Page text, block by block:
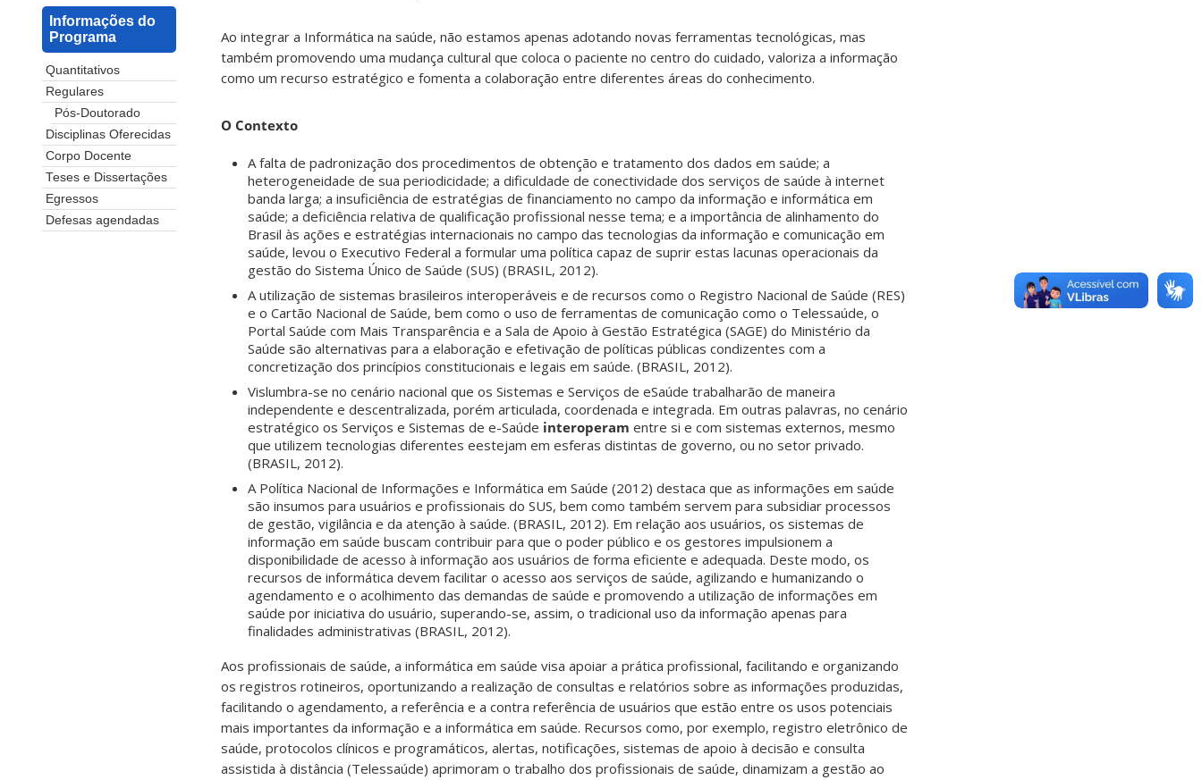
Informações do
Programa
Quantitativos
Regulares
Pós-Doutorado
Disciplinas Oferecidas
Corpo Docente
Teses e Dissertações
Egressos
Defesas agendadas
Ao integrar a Informática na saúde, não estamos apenas adotando novas ferramentas tecnológicas, mas
também promovendo uma mudança cultural que coloca o paciente no centro do cuidado, valoriza a informação
como um recurso estratégico e fomenta a colaboração entre diferentes áreas do conhecimento.
O Contexto
A falta de padronização dos procedimentos de obtenção e tratamento dos dados em saúde; a
heterogeneidade de sua periodicidade; a dificuldade de conectividade dos serviços de saúde à internet
banda larga; a insuficiência de estratégias de financiamento no campo da informação e informática em
saúde; a deficiência relativa de qualificação profissional nesse tema; e a importância de alinhamento do
Brasil às ações e estratégias internacionais no campo das tecnologias da informação e comunicação em
saúde, levou o Executivo Federal a formular uma política capaz de suprir estas lacunas operacionais da
gestão do Sistema Único de Saúde (SUS) (BRASIL, 2012).
A utilização de sistemas brasileiros interoperáveis e de recursos como o Registro Nacional de Saúde (RES)
e o Cartão Nacional de Saúde, bem como o uso de ferramentas de comunicação como o Telessaúde, o
Portal Saúde com Mais Transparência e a Sala de Apoio à Gestão Estratégica (SAGE) do Ministério da
Saúde são alternativas para a elaboração e efetivação de políticas públicas condizentes com a
concretização dos princípios constitucionais e legais em saúde. (BRASIL, 2012).
Vislumbra-se no cenário nacional que os Sistemas e Serviços de eSaúde trabalharão de maneira
independente e descentralizada, porém articulada, coordenada e integrada. Em outras palavras, no cenário
estratégico os Serviços e Sistemas de e-Saúde interoperam entre si e com sistemas externos, mesmo
que utilizem tecnologias diferentes eestejam em esferas distintas de governo, ou no setor privado.
(BRASIL, 2012).
A Política Nacional de Informações e Informática em Saúde (2012) destaca que as informações em saúde
são insumos para usuários e profissionais do SUS, bem como também servem para subsidiar processos
de gestão, vigilância e da atenção à saúde. (BRASIL, 2012). Em relação aos usuários, os sistemas de
informação em saúde buscam contribuir para que o poder público e os gestores impulsionem a
disponibilidade de acesso à informação aos usuários de forma eficiente e adequada. Deste modo, os
recursos de informática devem facilitar o acesso aos serviços de saúde, agilizando e humanizando o
agendamento e o acolhimento das demandas de saúde e promovendo a utilização de informações em
saúde por iniciativa do usuário, superando-se, assim, o tradicional uso da informação apenas para
finalidades administrativas (BRASIL, 2012).
Aos profissionais de saúde, a informática em saúde visa apoiar a prática profissional, facilitando e organizando
os registros rotineiros, oportunizando a realização de consultas e relatórios sobre as informações produzidas,
facilitando o agendamento, a referência e a contra referência de usuários que estão entre os usos potenciais
mais importantes da informação e a informática em saúde. Recursos como, por exemplo, registro eletrônico de
saúde, protocolos clínicos e programáticos, alertas, notificações, sistemas de apoio à decisão e consulta
assistida à distância (Telessaúde) aprimoram o trabalho dos profissionais de saúde, dinamizam a gestão ao